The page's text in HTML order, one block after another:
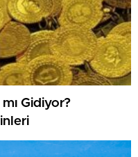
Gidiyor?